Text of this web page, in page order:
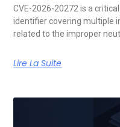
CVE-2026-20272 is a
identifier covering multiple
related to the improper
Lire La Suite